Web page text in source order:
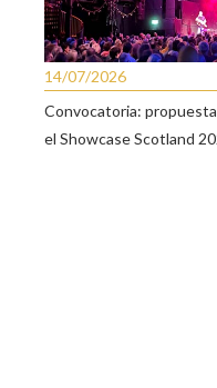
14/07/2026
Convocatoria:
el Showcase Scotland